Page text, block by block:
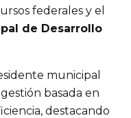
federales y el
de Desarrollo
municipal
basada en
destacando